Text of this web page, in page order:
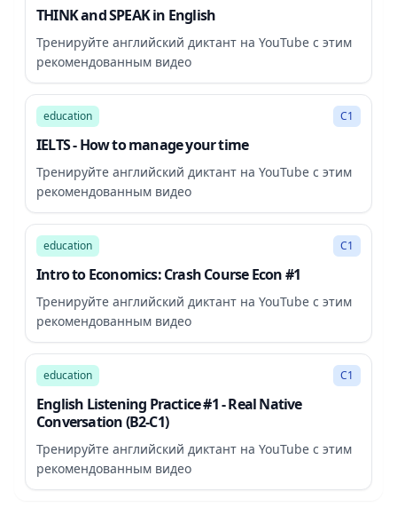
THINK and SPEAK in English
Тренируйте английский диктант на YouTube с этим
рекомендованным видео
25:54
education C1
IELTS - How to manage your time
Тренируйте английский диктант на YouTube с этим
рекомендованным видео
12:09
education C1
Intro to Economics: Crash Course Econ #1
Тренируйте английский диктант на YouTube с этим
рекомендованным видео
27:55
education C1
English Listening Practice #1 - Real Native
Conversation (B2-C1)
Тренируйте английский диктант на YouTube с этим
рекомендованным видео